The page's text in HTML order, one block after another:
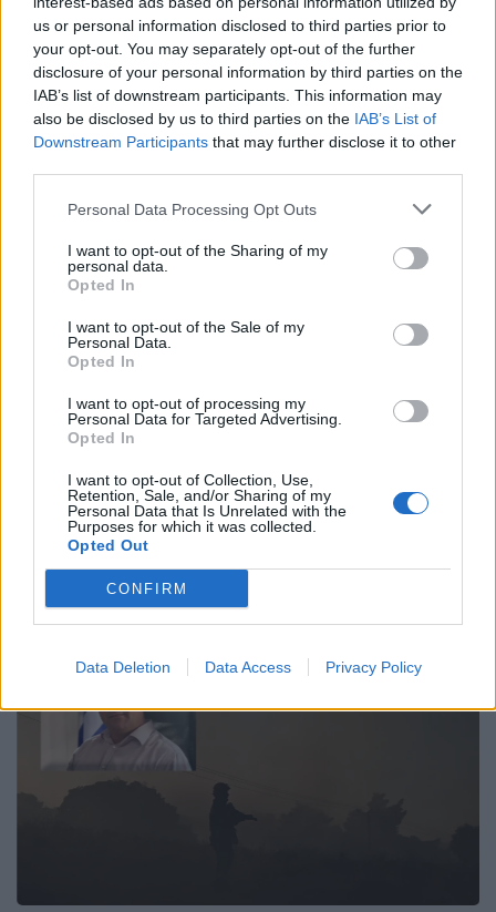
us or personal information disclosed to third parties prior to
your opt-out. You may separately opt-out of the further
disclosure of your personal information by third parties on the
IAB’s list of downstream participants. This information may
also be disclosed by us to third parties on the IAB’s List of
Downstream Participants that may further disclose it to other
Personal Data Processing Opt Outs
I want to opt-out of the Sharing of my
personal data.
Opted In
I want to opt-out of the Sale of my
Personal Data.
Opted In
I want to opt-out of processing my
Personal Data for Targeted Advertising.
Opted In
I want to opt-out of Collection, Use,
Retention, Sale, and/or Sharing of my
Personal Data that Is Unrelated with the
Purposes for which it was collected.
Opted Out
CONFIRM
Data Deletion Data Access Privacy Policy
ΗΠΑ”, ξεκαθάρισε ο εκπρόσωπος Τύπου, και
συνέχισε: “Θέτουμε το ζήτημα ότι το κατατεθέν
νομοσχέδιο για την αναβάθμιση της αμυντικής
συνεργασίας με τις ΗΠΑ, έπρεπε να έρθει στη
Βουλή μετά την επίσκεψη του πρωθυπουργού στις
ΗΠΑ, γιατί σε αυτή τη συγκυρία δεν μπορούμε να
χάνουμε τα διαπραγματευτικά μας όπλα. Η
της ειρήνης και της σταθερότητας και σε αυτούς
τους δύσκολους καιρούς πρέπει να επιδιώκουμε
την καταδίκη των παραβιάσεων του Διεθνούς
Δικαίου από όλους τους διεθνείς παίκτες”.
Facebook Share on X Bluesky
Σχετικά Άρθρα